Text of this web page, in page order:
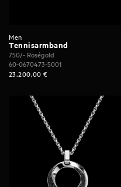
Men
Tennisarmband
750/- Roségold
60-0670473-5001
23.200,00€